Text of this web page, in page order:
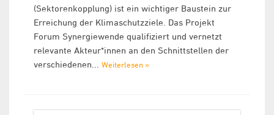
(Sektorenkopplung) ist ein wichtiger Baustein zur
Erreichung der Klimaschutzziele. Das Projekt
Forum Synergiewende qualifiziert und vernetzt
relevante Akteur*innen an den Schnittstellen der
verschiedenen... Weiterlesen »